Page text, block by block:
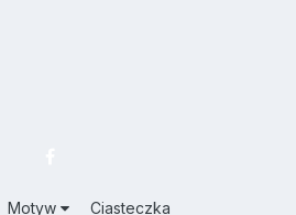
Motyw Ciasteczka